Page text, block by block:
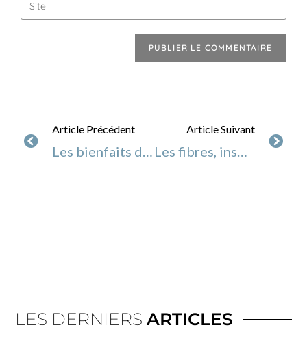
Article Précédent
Les bienfaits des jus à l’extracteur
Article Suivant
Les fibres, insolubles et solubles
LES DERNIERSARTICLES